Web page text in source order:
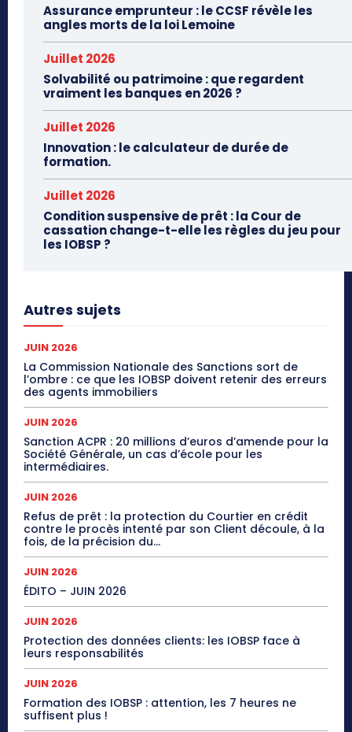
Assurance emprunteur : le CCSF révèle les
angles morts de la loi Lemoine
Juillet 2026
Solvabilité ou patrimoine : que regardent
vraiment les banques en 2026 ?
Juillet 2026
Innovation : le calculateur de durée de
formation.
Juillet 2026
Condition suspensive de prêt : la Cour de
cassation change-t-elle les règles du jeu pour
les IOBSP ?
Autres sujets
JUIN 2026
La Commission Nationale des Sanctions sort de
l’ombre : ce que les IOBSP doivent retenir des erreurs
des agents immobiliers
JUIN 2026
Sanction ACPR : 20 millions d’euros d’amende pour la
Société Générale, un cas d’école pour les
intermédiaires.
JUIN 2026
Refus de prêt : la protection du Courtier en crédit
contre le procès intenté par son Client découle, à la
fois, de la précision du...
JUIN 2026
ÉDITO – JUIN 2026
JUIN 2026
Protection des données clients: les IOBSP face à
leurs responsabilités
JUIN 2026
Formation des IOBSP : attention, les 7 heures ne
suffisent plus !